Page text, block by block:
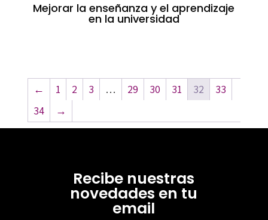
Mejorar la enseñanza y el aprendizaje
en la universidad
← 1 2 3 … 29 30 31 32
33
34
→
Recibe nuestras
novedades en tu
email